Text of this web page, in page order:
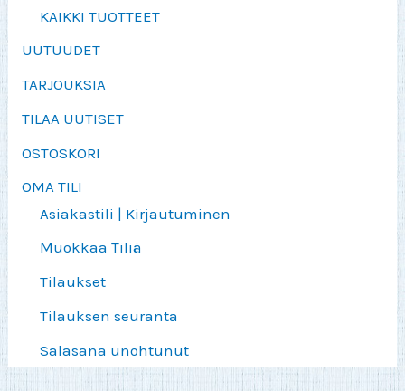
KAIKKI TUOTTEET
UUTUUDET
TARJOUKSIA
TILAA UUTISET
OSTOSKORI
OMA TILI
Asiakastili | Kirjautuminen
Muokkaa Tiliä
Tilaukset
Tilauksen seuranta
Salasana unohtunut